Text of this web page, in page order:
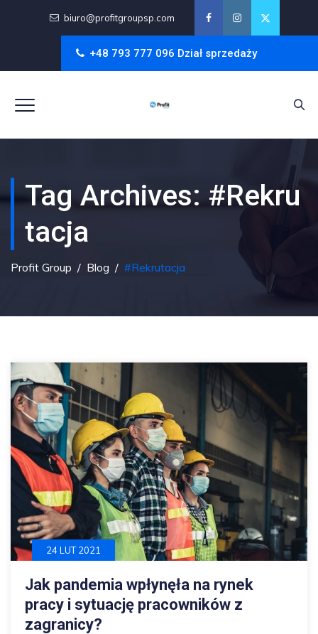
biuro@profitgroupsp.com
+48 793 777 096 Dział sprzedaży
Tag Archives: #rekru
Tacja
Profit Group / Blog / #rekrutacja
24 LUT 2021
Jak pandemia wpłynęła na rynek
pracy i sytuację pracowników z
zagranicy?